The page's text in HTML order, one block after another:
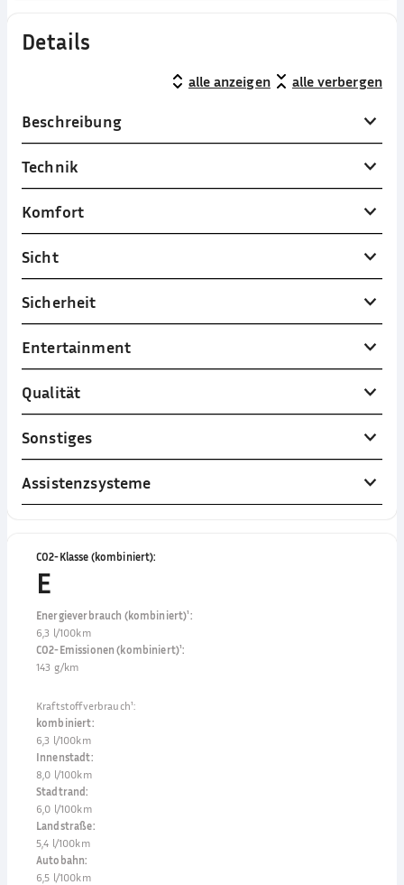
Details
alle anzeigen alle verbergen
Beschreibung
Technik
Komfort
Sicht
Sicherheit
Entertainment
Qualität
Sonstiges
Assistenzsysteme
CO2-Klasse (kombiniert):
E
Energieverbrauch (kombiniert)¹:
6,3 l/100km
CO2-Emissionen (kombiniert)¹:
143 g/km
Kraftstoffverbrauch¹:
kombiniert:
6,3 l/100km
Innenstadt:
8,0 l/100km
Stadtrand:
6,0 l/100km
Landstraße:
5,4 l/100km
Autobahn:
6,5 l/100km